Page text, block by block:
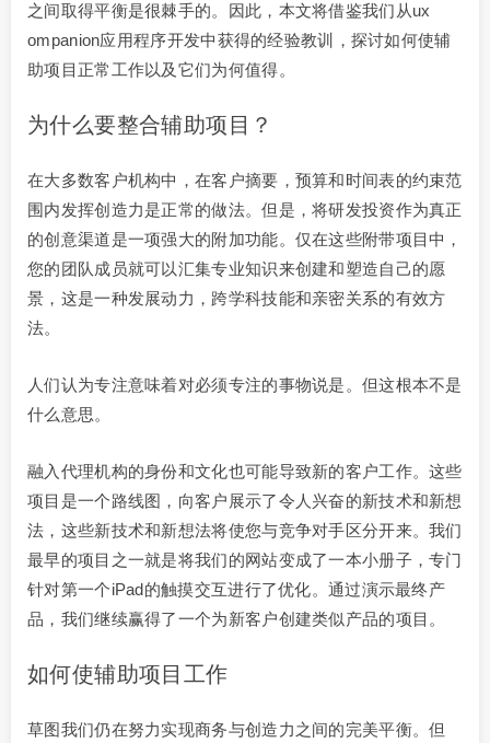
之间取得平衡是很棘手的。因此，本文将借鉴我们从ux
ompanion应用程序开发中获得的经验教训，探讨如何使辅
助项目正常工作以及它们为何值得。
为什么要整合辅助项目？
在大多数客户机构中，在客户摘要，预算和时间表的约束范
围内发挥创造力是正常的做法。但是，将研发投资作为真正
的创意渠道是一项强大的附加功能。仅在这些附带项目中，
您的团队成员就可以汇集专业知识来创建和塑造自己的愿
景，这是一种发展动力，跨学科技能和亲密关系的有效方
法。
人们认为专注意味着对必须专注的事物说是。但这根本不是
什么意思。
融入代理机构的身份和文化也可能导致新的客户工作。这些
项目是一个路线图，向客户展示了令人兴奋的新技术和新想
法，这些新技术和新想法将使您与竞争对手区分开来。我们
最早的项目之一就是将我们的网站变成了一本小册子，专门
针对第一个iPad的触摸交互进行了优化。通过演示最终产
品，我们继续赢得了一个为新客户创建类似产品的项目。
如何使辅助项目工作
草图我们仍在努力实现商务与创造力之间的完美平衡。但